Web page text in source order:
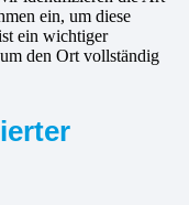
ein, um diese
ein wichtiger
den Ort vollständig